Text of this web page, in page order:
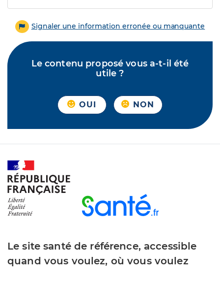
Signaler une information erronée ou manquante
Le contenu proposé vous a-t-il été
utile ?
OUI NON
Le site santé de référence, accessible
quand vous voulez, où vous voulez